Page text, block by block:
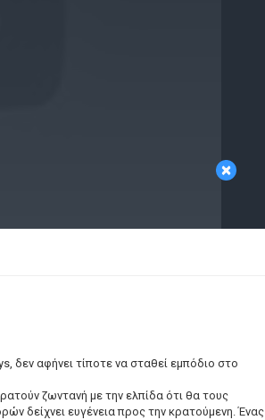
×
δεν αφήνει τίποτε να σταθεί εμπόδιο στο
ζωντανή με την ελπίδα ότι θα τους
δείχνει ευγένεια προς την κρατούμενη. Ένας